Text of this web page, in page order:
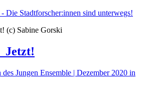
Die Stadtforscher:innen sind unterwegs!
Jungen Ensemble | Dezember 2020 in